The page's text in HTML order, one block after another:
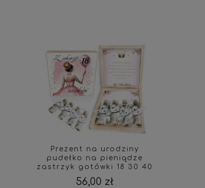
Prezent na urodziny
pudełko na pieniądze
zastrzyk gotówki 18 30 40
50
56,00 zł